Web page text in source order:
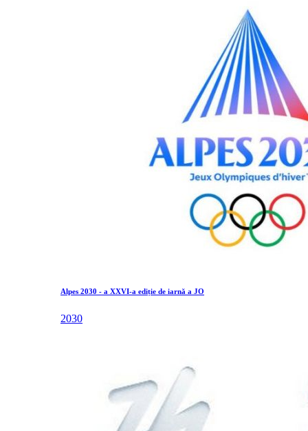
Alpes 2030 - a XXVI-a ediție de iarnă a JO
2030